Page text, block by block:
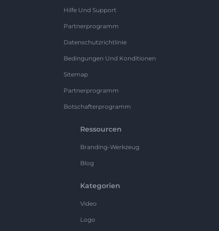
Hilfe Und Support
Partnerprogramm
Datenschutzrichtlinie
Bedingungen Und Konditionen
Sitemap
Partnerprogramm
Botschafterprogramm
Ressourcen
Branding-Werkzeug
Blog
Kategorien
Video
Logo